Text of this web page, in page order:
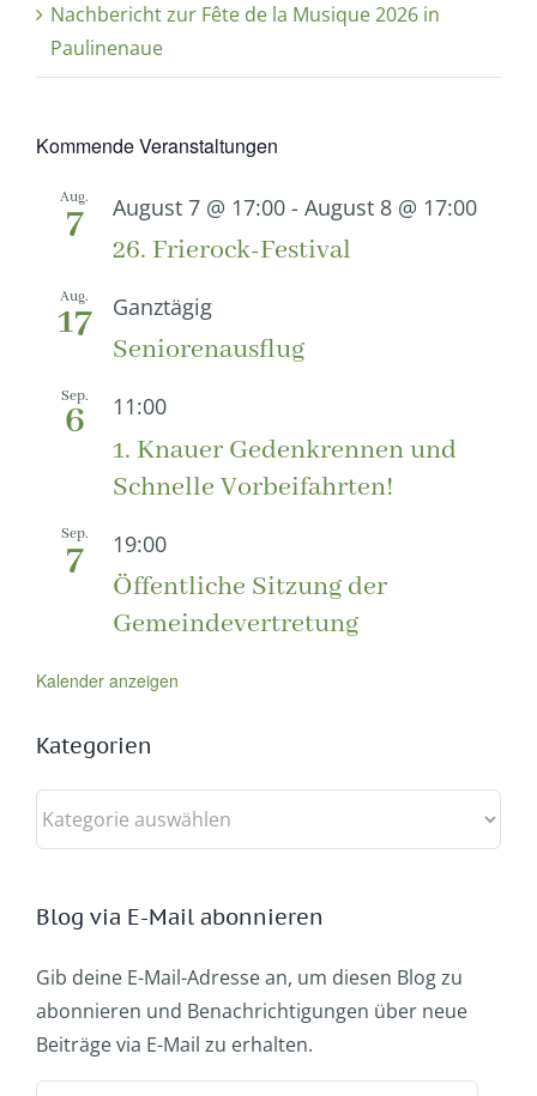
Nachbericht zur Fête de la Musique 2026 in
Paulinenaue
Kommende Veranstaltungen
Aug.
7 August 7 @ 17:00 - August 8 @ 17:00
26. Frierock-Festival
Aug.
17 Ganztägig
Seniorenausflug
Sep.
6 11:00
1. Knauer Gedenkrennen und
Schnelle Vorbeifahrten!
Sep.
7 19:00
Öffentliche Sitzung der
Gemeindevertretung
Kalender anzeigen
Kategorien
Kategorien
Blog via E-Mail abonnieren
Gib deine E-Mail-Adresse an, um diesen Blog zu
abonnieren und Benachrichtigungen über neue
Beiträge via E-Mail zu erhalten.